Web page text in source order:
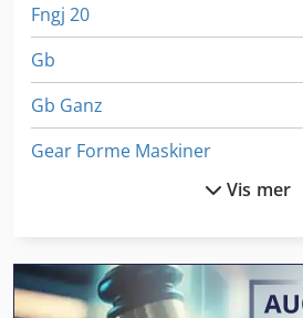
Fngj 20
Gb
Gb Ganz
Gear Forme Maskiner
German
Vis mer